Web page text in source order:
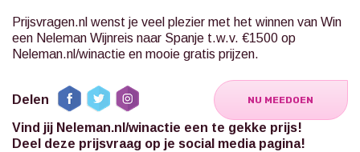
Prijsvragen.nl wenst je veel plezier met het winnen van Win
een Neleman Wijnreis naar Spanje t.w.v. €1500 op
Neleman.nl/winactie en mooie gratis prijzen.
Delen NU MEEDOEN
Vind jij Neleman.nl/winactie een te gekke prijs!
Deel deze prijsvraag op je social media pagina!